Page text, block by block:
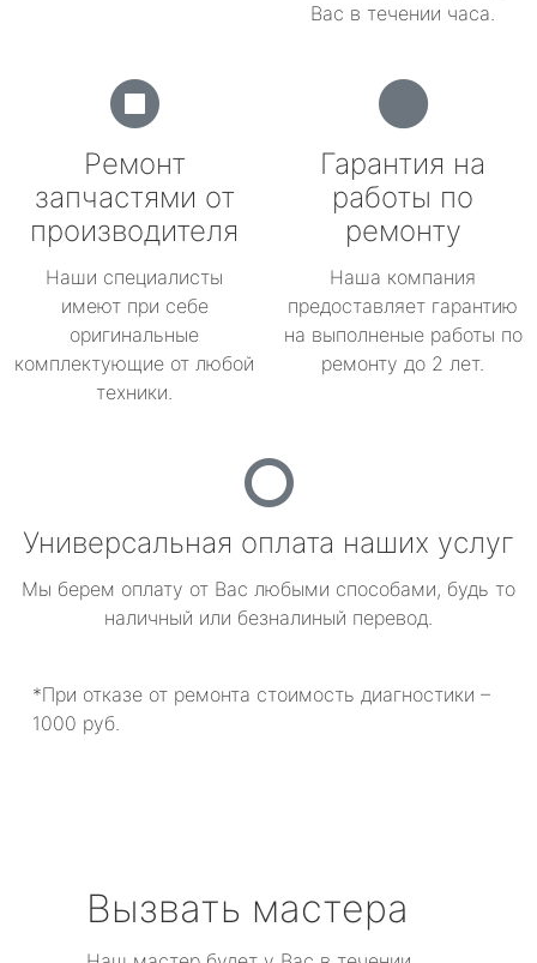
Вас в течении часа.
Ремонт
запчастями от
производителя
Наши специалисты
имеют при себе
оригинальные
комплектующие от любой
техники.
Гарантия на
работы по
ремонту
Наша компания
предоставляет гарантию
на выполненые работы по
ремонту до 2 лет.
Универсальная оплата наших услуг
Мы берем оплату от Вас любыми способами, будь то
наличный или безналиный перевод.
*При отказе от ремонта стоимость диагностики –
1000 руб.
Вызвать мастера